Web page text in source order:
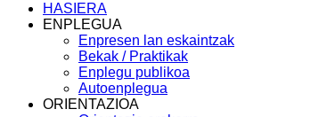
HASIERA
ENPLEGUA
Enpresen lan eskaintzak
Bekak / Praktikak
Enplegu publikoa
Autoenplegua
ORIENTAZIOA